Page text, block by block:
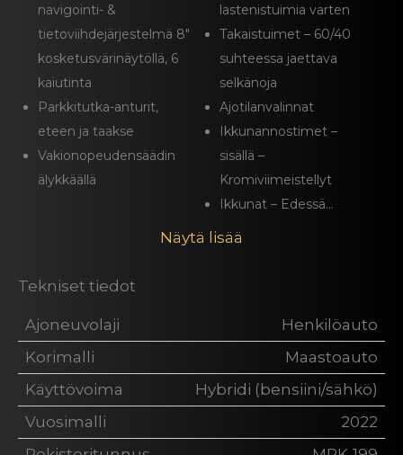
navigointi- &
tietoviihdejärjestelmä 8″
kosketusvärinäytöllä, 6
kaiutinta
Parkkitutka-anturit,
eteen ja taakse
Vakionopeudensäädin
älykkäällä
lastenistuimia varten
Takaistuimet – 60/40
suhteessa jaettava
selkänoja
Ajotilanvalinnat
Ikkunannostimet –
sisällä –
Kromiviimeistellyt
Ikkunat – Edessä...
Näytä lisää
Tekniset tiedot
Ajoneuvolaji
Henkilöauto
Korimalli
Maastoauto
Käyttövoima
Hybridi (bensiini/sähkö)
Vuosimalli
2022